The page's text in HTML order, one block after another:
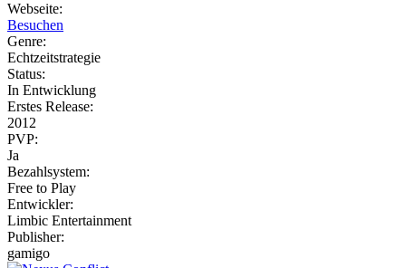
Webseite:
Besuchen
Genre:
Echtzeitstrategie
Status:
In Entwicklung
Erstes Release:
2012
PVP:
Ja
Bezahlsystem:
Free to Play
Entwickler:
Limbic Entertainment
Publisher:
gamigo